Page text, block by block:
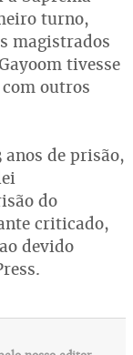
turno,
magistrados
tivesse
outros
anos de prisão,
do
criticado,
devido